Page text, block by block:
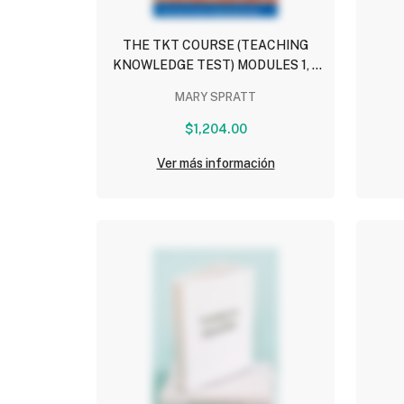
THE TKT COURSE (TEACHING
KNOWLEDGE TEST) MODULES 1, 2
MARY SPRATT
$1,204.00
Ver más información